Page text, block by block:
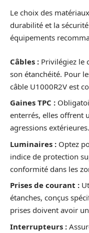
Le choix des
durabilité et la
équipements
Câbles : Privilégiez le
son étanchéité. Pour
câble U1000R2V est
Gaines TPC :
enterrés, elles offrent
agressions extérieures.
Luminaires : Optez
indice de protection
conformité dans les
Prises de courant :
étanches, conçus
prises doivent avoir
Interrupteurs :